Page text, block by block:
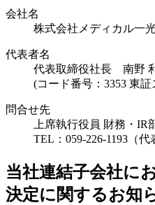
会社名
株式会社メディカル一
代表者名
代表取締役社長 南野
(コード番号：3353 東
問合せ先
上席執行役員 財務・IR
TEL：059-226-1193（代
当社連結子会社に
決定に関するお知